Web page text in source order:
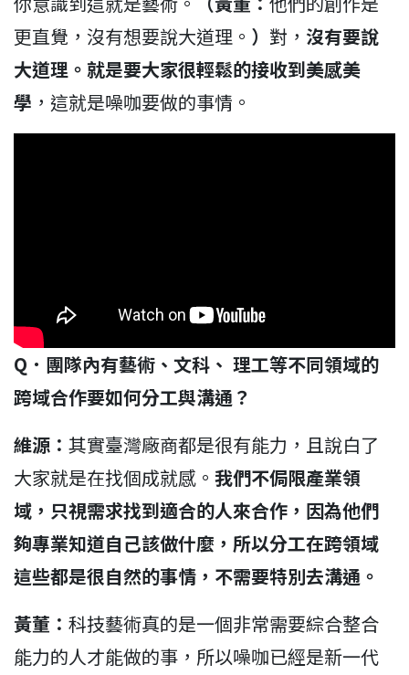
更直覺，沒有想要說大道理。 ） 對， 沒有要說
大道理。就是要大家很輕鬆的接收到美感美
學 ，這就是噪咖要做的事情。
Q ．團隊內有藝術、文科、 理工等不同領域的
跨域合作要如何分工與溝通？
維源： 其實臺灣廠商都是很有能力，且說白了
大家就是在找個成就感。 我們不侷限產業領
域，只視需求找到適合的人來合作，因為他們
夠專業知道自己該做什麼，所以分工在跨領域
這些都是很自然的事情，不需要特別去溝通。
黃董： 科技藝術真的是一個非常需要綜合整合
能力的人才能做的事，所以噪咖已經是新一代